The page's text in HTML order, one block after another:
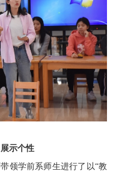
示个性
领学前系师生进行了以“教